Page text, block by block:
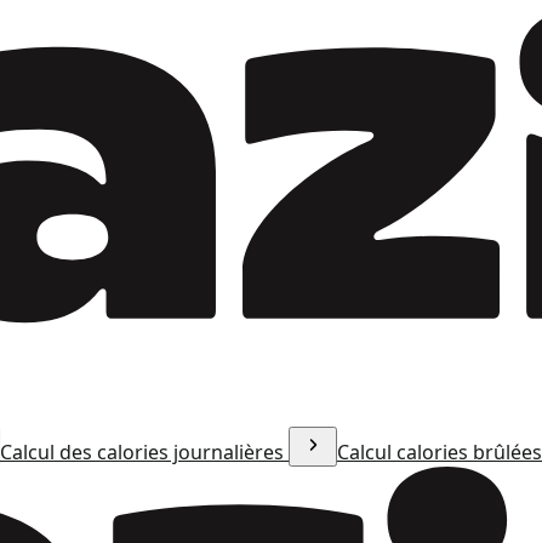
Calcul des calories journalières Calcul calories brûlées